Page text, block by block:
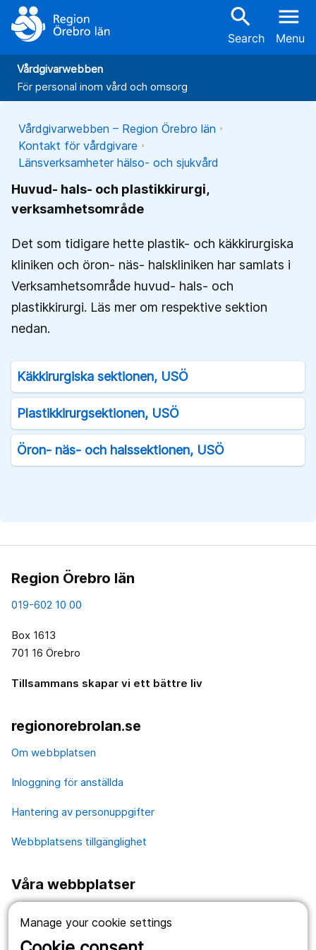
Manage your cookie settings
search
Search
menu
Menu
Vårdgivarwebben
För personal inom vård och omsorg
Vårdgivarwebben – Region Örebro län
Kontakt för vårdgivare
Länsverksamheter hälso- och sjukvård
Huvud- hals- och plastikkirurgi,
verksamhetsområde
Det som tidigare hette plastik- och käkkirurgiska
kliniken och öron- näs- halskliniken har samlats i
Verksamhetsområde huvud- hals- och
plastikkirurgi. Läs mer om respektive sektion
nedan.
Käkkirurgiska sektionen, USÖ
Plastikkirurgsektionen, USÖ
Öron- näs- och halssektionen, USÖ
Region Örebro län
019-602 10 00
Box 1613
701 16 Örebro
Tillsammans skapar vi ett bättre liv
regionorebrolan.se
Om webbplatsen
Inloggning för anställda
Hantering av personuppgifter
Webbplatsens tillgänglighet
Våra webbplatser
Länstrafiken